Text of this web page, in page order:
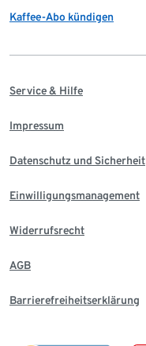
Kaffee-Abo kündigen
Service & Hilfe
Impressum
Datenschutz und Sicherheit
Einwilligungsmanagement
Widerrufsrecht
AGB
Barrierefreiheitserklärung